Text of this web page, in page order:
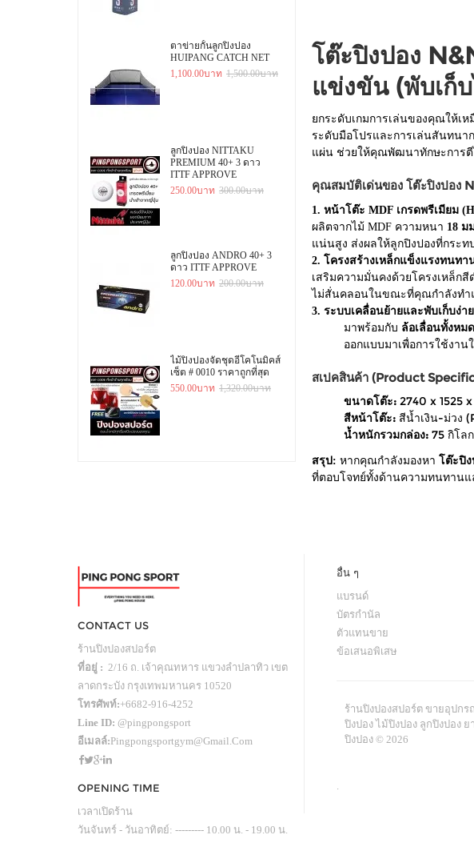
ตาข่ายกั้นลูกปิงปอง
HUIPANG CATCH NET
1,100.00บาท 1,500.00บาท
ลูกปิงปอง NITTAKU
PREMIUM 40+ 3 ดาว
ITTF APPROVE
250.00บาท 300.00บาท
ลูกปิงปอง ANDRO 40+ 3
ดาว ITTF APPROVE
120.00บาท 200.00บาท
ไม้ปิงปองจัดชุดอีโคโนมิคส์
เซ็ต # 0010 ราคาถูกที่สุด
550.00บาท 1,320.00บาท
โต๊ะปิงปอง
แข่งขัน (พับเก็
ยกระดับเกมการเล่นของคุณให้เ
ระดับมือโปรและการเล่นสันทนา
แผ่น ช่วยให้คุณพัฒนาทักษะการตี
คุณสมบัติเด่นของ โต๊ะปิงปอง
1. หน้าโต๊ะ MDF เกรดพรีเมียม
ผลิตจากไม้ MDF ความหนา 18 ม
แน่นสูง ส่งผลให้ลูกปิงปองที่กระท
2. โครงสร้างเหล็กแข็งแรงทนทา
เสริมความมั่นคงด้วยโครงเหล็ก
ไม่สั่นคลอนในขณะที่คุณกำลังท
3. ระบบเคลื่อนย้ายและพับเก็บง่า
มาพร้อมกับ ล้อเลื่อนทั้งหม
ออกแบบมาเพื่อการใช้งาน
สเปคสินค้า (Product
ขนาดโต๊ะ:2740 x 1525
สีหน้าโต๊ะ:สีน้ำเงิน-ม่วง
น้ำหนักรวมกล่อง:75 กิโล
สรุป: หากคุณกำลังมองหา โต๊ะปิ
ที่ตอบโจทย์ทั้งด้านความทนทาน
CONTACT US
ร้านปิงปองสปอร์ต
ที่อยู่ : 2/16 ถ. เจ้าคุณทหาร แขวงลำปลาทิว เขต
ลาดกระบัง กรุงเทพมหานคร 10520
โทรศัพท์:+6682-916-4252
Line ID: @pingpongsport
อีเมลล์:Pingpongsportgym@gmail.com
OPENING TIME
เวลาเปิดร้าน
วันจันทร์ - วันอาทิตย์: --------- 10.00 น. - 19.00 น.
อื่น ๆ
แบรนด์
บัตรกำนัล
ตัวแทนขาย
ข้อเสนอพิเสษ
ร้านปิงปองสปอร์ต ขายอุปกร
ปิงปอง ไม้ปิงปอง ลูกปิงปอง ย
ปิงปอง © 2026